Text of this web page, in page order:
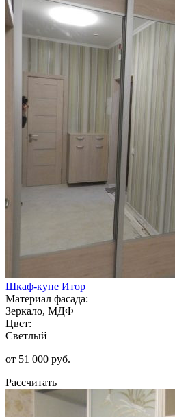
Шкаф-купе Итор
Материал фасада:
Зеркало, МДФ
Цвет:
Светлый
от 51 000 руб.
Рассчитать